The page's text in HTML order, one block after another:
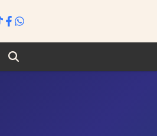
Search